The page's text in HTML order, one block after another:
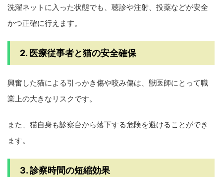
洗濯ネットに入った状態でも、聴診や注射、投薬などが安全
かつ正確に行えます。
2. 医療従事者と猫の安全確保
興奮した猫による引っかき傷や咬み傷は、獣医師にとって職
業上の大きなリスクです。
また、猫自身も診察台から落下する危険を避けることができ
ます。
3. 診察時間の短縮効果